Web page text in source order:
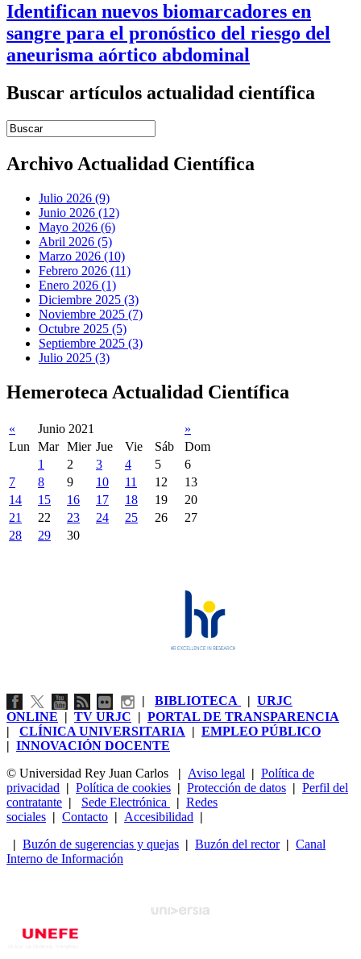
Identifican nuevos biomarcadores en
sangre para el pronóstico del riesgo del
aneurisma aórtico abdominal
Buscar artículos actualidad científica
Introduce términos de búsqueda
Archivo Actualidad Científica
Julio 2026 (9)
Junio 2026 (12)
Mayo 2026 (6)
Abril 2026 (5)
Marzo 2026 (10)
Febrero 2026 (11)
Enero 2026 (1)
Diciembre 2025 (3)
Noviembre 2025 (7)
Octubre 2025 (5)
Septiembre 2025 (3)
Julio 2025 (3)
Hemeroteca Actualidad Científica
« Junio 2021
»
Lun
Mar Mier Jue Vie Sáb
Dom
1
2 3 4 5
6
7
8 9 10 11 12
13
14
15 16 17 18 19
20
21
22 23 24 25 26
27
28
29 30
| BIBLIOTECA | URJC
ONLINE | TV URJC | PORTAL DE TRANSPARENCIA
| CLÍNICA UNIVERSITARIA | EMPLEO PÚBLICO
| INNOVACIÓN DOCENTE
© Universidad Rey Juan Carlos
| Aviso legal | Política de
privacidad | Política de cookies | Protección de datos | Perfil del
contratante | Sede Electrónica | Redes
sociales | Contacto | Accesibilidad |
| Buzón de sugerencias y quejas | Buzón del rector| Canal
Interno de Información